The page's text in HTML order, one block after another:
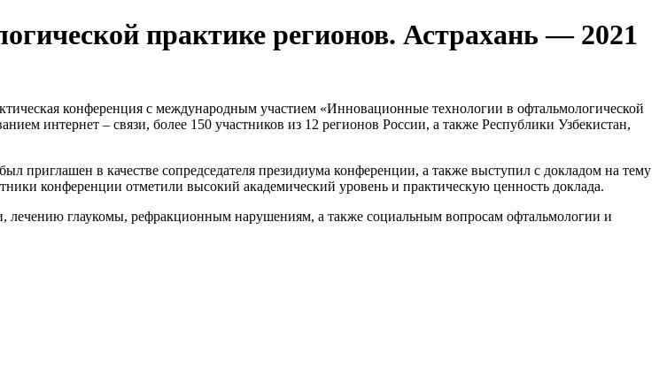
практике регионов. Астрахань — 2021
конференция с международным участием «Инновационные технологии в офтальмологической
интернет – связи, более 150 участников из 12 регионов России, а также Республики Узбекистан,
приглашен в качестве сопредседателя президиума конференции, а также выступил с докладом на тему
конференции отметили высокий академический уровень и практическую ценность доклада.
глаукомы, рефракционным нарушениям, а также социальным вопросам офтальмологии и